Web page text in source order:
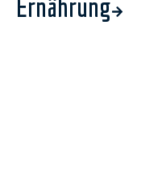
Ernährung